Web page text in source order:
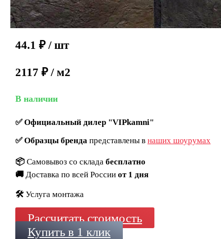
44.1 ₽ / шт
2117 ₽ / м2
В наличии
✅Официальный дилер "VIPkamni"
✅Образцы брендапредставлены в наших шоурумах
📦 Самовывоз со склада бесплатно
🚚 Доставка по всей России от 1 дня
🛠️ Услуга монтажа
Рассчитать стоимость
Купить в 1 клик